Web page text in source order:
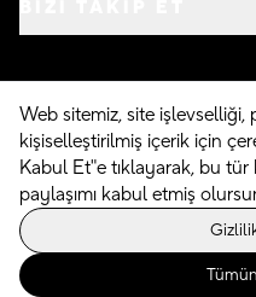
©2026
Web sitemiz, site işlevselliği,
kişiselleştirilmiş içerik için
Kabul Et"e tıklayarak, bu tür
paylaşımı kabul etmiş